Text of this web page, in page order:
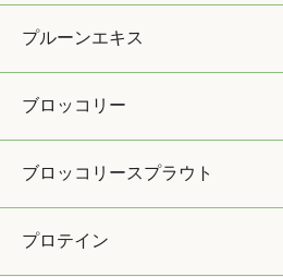
プルーンエキス
ブロッコリー
ブロッコリースプラウト
プロテイン